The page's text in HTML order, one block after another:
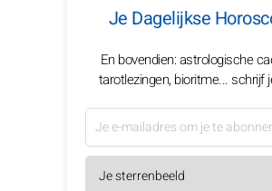
Je Dagelijkse
En bovendien: astrologische
tarotlezingen, bioritme... schrijf